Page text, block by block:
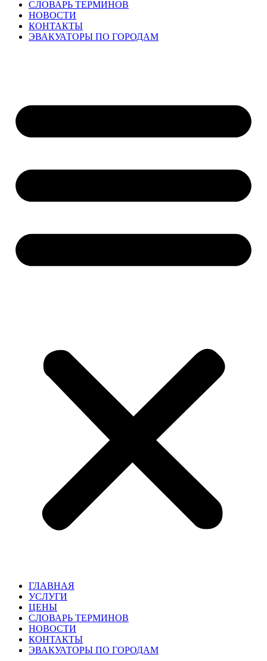
СЛОВАРЬ ТЕРМИНОВ
НОВОСТИ
КОНТАКТЫ
ЭВАКУАТОРЫ ПО ГОРОДАМ
ГЛАВНАЯ
УСЛУГИ
ЦЕНЫ
СЛОВАРЬ ТЕРМИНОВ
НОВОСТИ
КОНТАКТЫ
ЭВАКУАТОРЫ ПО ГОРОДАМ